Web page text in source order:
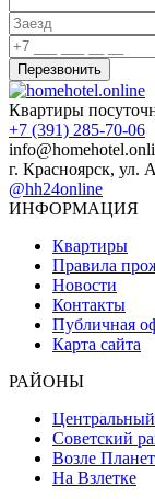
Квартиры
‭+7 (391) ‭285-70-06‬‬
г. Красноярск, ул.
@hh24online
ИНФОРМАЦИЯ
Квартиры
Правила
Новости
Контакты
Публичная
Карта сайта
РАЙОНЫ
Советский
Возле
На Взлетке